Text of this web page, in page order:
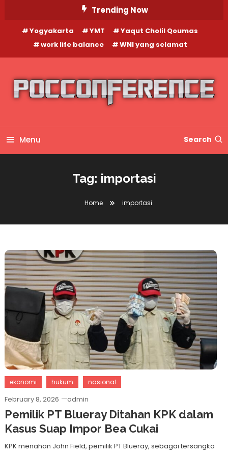
Content
Trending Now
Yogyakarta YMT
Yaqut Cholil Qoumas
work life balance
WNI yang selamat
Menu Search
Tag: importasi
Home importasi
ekonomi hukum nasional
February 8, 2026 admin
Pemilik PT Blueray Ditahan KPK dalam
Kasus Suap Impor Bea Cukai
KPK menahan John Field, pemilik PT Blueray, sebagai tersangka